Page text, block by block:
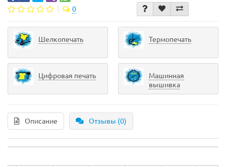
0
Шелкопечать Термопечать
Цифровая печать
Машинная
вышивка
Описание Отзывы (0)